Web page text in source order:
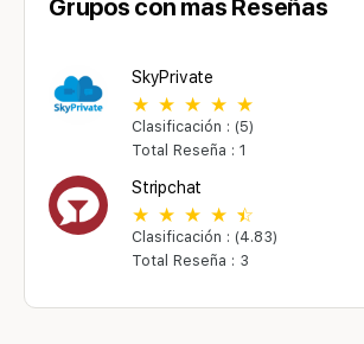
Grupos con más Reseñas
SkyPrivate
Clasificación : (5)
Total Reseña : 1
Stripchat
Clasificación : (4.83)
Total Reseña : 3